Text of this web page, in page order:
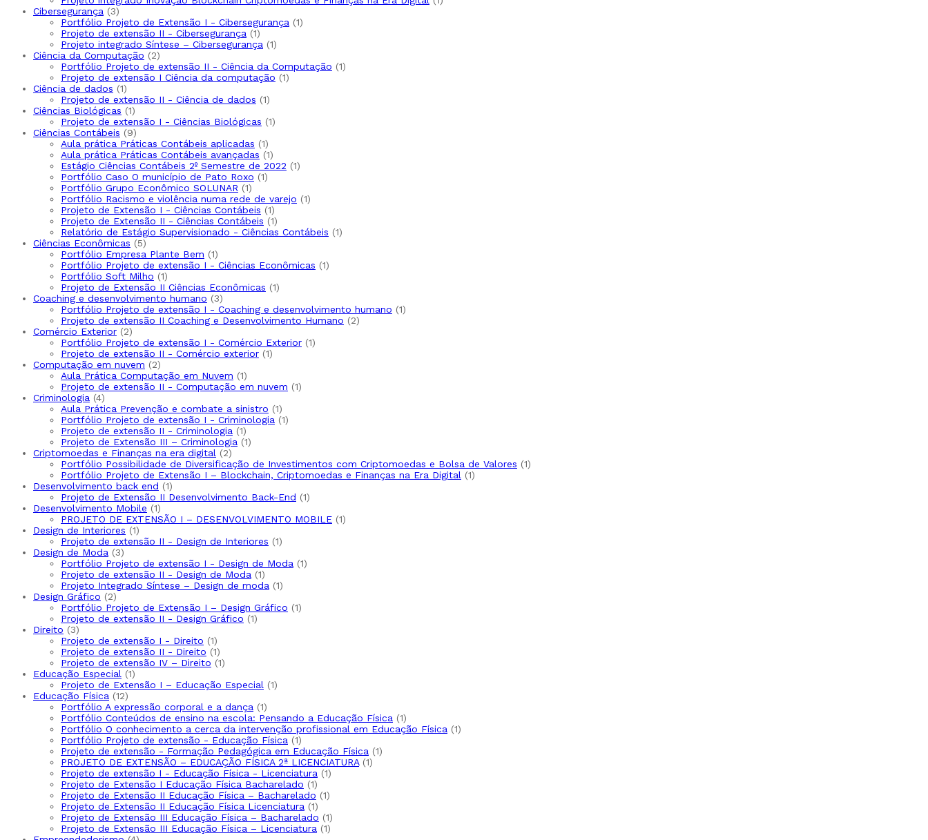
Cibersegurança 33
produtos
Portfólio Projeto de Extensão I - Cibersegurança 11
Projeto de extensão II - Cibersegurança 11
produto
Projeto integrado Síntese – Cibersegurança 11
Ciência da Computação 22
produtos
Portfólio Projeto de extensão II - Ciência da Computação 11
Projeto de extensão I Ciência da computação 11
Ciência de dados 11
produto
Projeto de extensão II - Ciência de dados 11
Ciências Biológicas 11
produto
Projeto de extensão I - Ciências Biológicas 11
Ciências Contábeis 99
produtos
Aula prática Práticas Contábeis aplicadas 11
produto
Aula prática Práticas Contábeis avançadas 11
produto
Estágio Ciências Contábeis 2º Semestre de 2022 11
Portfólio Caso O município de Pato Roxo 11
Portfólio Grupo Econômico SOLUNAR 11
produto
Portfólio Racismo e violência numa rede de varejo 11
Projeto de Extensão I - Ciências Contábeis 11
produto
Projeto de Extensão II - Ciências Contábeis 11
produto
Relatório de Estágio Supervisionado - Ciências Contábeis 11
Ciências Econômicas 55
produtos
Portfólio Empresa Plante Bem 11
produto
Portfólio Projeto de extensão I - Ciências Econômicas 11
Portfólio Soft Milho 11
produto
Projeto de Extensão II Ciências Econômicas 11
Coaching e desenvolvimento humano 33
produtos
Portfólio Projeto de extensão I - Coaching e desenvolvimento humano 11
Projeto de extensão II Coaching e Desenvolvimento Humano 22
Comércio Exterior 22
produtos
Portfólio Projeto de extensão I - Comércio Exterior 11
Projeto de extensão II - Comércio exterior 11
Computação em nuvem 22
produtos
Aula Prática Computação em Nuvem 11
produto
Projeto de extensão II - Computação em nuvem 11
Criminologia 44
produtos
Aula Prática Prevenção e combate a sinistro 11
produto
Portfólio Projeto de extensão I - Criminologia 11
Projeto de extensão II - Criminologia 11
produto
Projeto de Extensão III – Criminologia 11
Criptomoedas e Finanças na era digital 22
produtos
Portfólio Possibilidade de Diversificação de Investimentos com Criptomoedas e Bolsa de Valores 11
Portfólio Projeto de Extensão I – Blockchain, Criptomoedas e Finanças na Era Digital 11
Desenvolvimento back end 11
produto
Projeto de Extensão II Desenvolvimento Back-End 11
Desenvolvimento Mobile 11
produto
PROJETO DE EXTENSÃO I – DESENVOLVIMENTO MOBILE 11
Design de Interiores 11
produto
Projeto de extensão II - Design de Interiores 11
Design de Moda 33
produtos
Portfólio Projeto de extensão I - Design de Moda 11
Projeto de extensão II - Design de Moda 11
produto
Projeto Integrado Síntese – Design de moda 11
Design Gráfico 22
produtos
Portfólio Projeto de Extensão I – Design Gráfico 11
Projeto de extensão II - Design Gráfico 11
Direito 33
produtos
Projeto de extensão I - Direito 11
produto
Projeto de extensão II - Direito 11
produto
Projeto de extensão IV – Direito 11
Educação Especial 11
produto
Projeto de Extensão I – Educação Especial 11
Educação Física 1212
produtos
Portfólio A expressão corporal e a dança 11
produto
Portfólio Conteúdos de ensino na escola: Pensando a Educação Física 11
produto
Portfólio O conhecimento a cerca da intervenção profissional em Educação Física 11
Portfólio Projeto de extensão - Educação Física 11
produto
Projeto de extensão - Formação Pedagógica em Educação Física 11
PROJETO DE EXTENSÃO – EDUCAÇÃO FÍSICA 2ª LICENCIATURA 11
Projeto de extensão I - Educação Física - Licenciatura 11
Projeto de Extensão I Educação Física Bacharelado 11
produto
Projeto de Extensão II Educação Física – Bacharelado 11
Projeto de Extensão II Educação Física Licenciatura 11
produto
Projeto de Extensão III Educação Física – Bacharelado 11
produto
Projeto de Extensão III Educação Física – Licenciatura 11